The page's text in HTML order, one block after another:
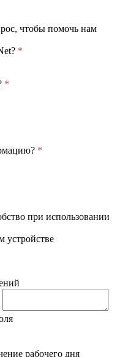
чтобы помочь нам
*
*
*
при использовании
устройстве
рабочего дня